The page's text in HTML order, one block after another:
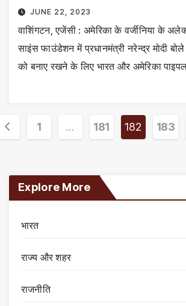
JUNE 22, 2023
वाशिंगटन, एजेंसी : अमेरिका के वर्जीनिया के
साइंस फाउंडेशन में प्रधानमंत्री नरेन्द्र मोदी
को बनाए रखने के लिए भारत और अमेरिका
1 … 181 182 183
Explore More
भारत
राज्य और शहर
राजनीति